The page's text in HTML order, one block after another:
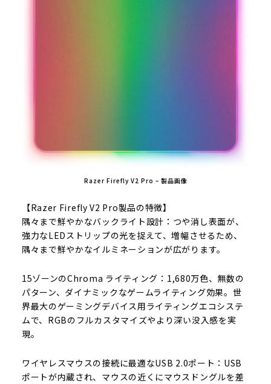
Razer Firefly V2 Pro – 製品画像
【Razer Firefly V2 Pro製品の特徴】
隅々まで鮮やかなバックライト設計：つや消し表面が、
強力なLEDストリップの光を捉えて、増幅させるため、
隅々まで鮮やかなイルミネーションが広がります。
15ゾーンのChroma ライティング：1,680万色、無数の
パターン、ダイナミックなゲームライティング効果。世
界最大のゲーミングデバイス用ライティングエコシステ
ムで、RGBのフルカスタマイズやより深い没入感を実
現。
ワイヤレスマウスの接続に最適なUSB 2.0ポート：USB
ポートが内蔵され、マウスの近くにマウスドングルを差